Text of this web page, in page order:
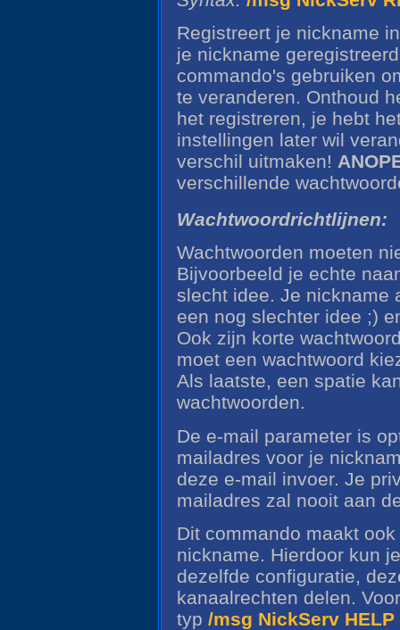
Registreert je nickname
je nickname
commando's gebruiken
te veranderen. Onthoud
het registreren, je hebt
instellingen later wil
verschil uitmaken!
verschillende
Wachtwoordrichtlijnen:
Wachtwoorden moeten
Bijvoorbeeld je echte
slecht idee. Je nickname
een nog slechter idee ;)
Ook zijn korte
moet een wachtwoord
Als laatste, een spatie
wachtwoorden.
De e-mail parameter is
mailadres voor je
deze e-mail invoer. Je
mailadres zal nooit aan
Dit commando maakt
nickname. Hierdoor kun
dezelfde configuratie,
kanaalrechten delen.
typ /msg NickServ HELP